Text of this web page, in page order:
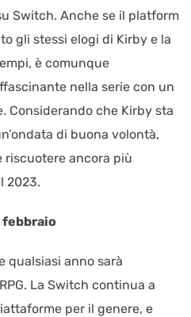
Switch. Anche se il platform
gli stessi elogi di Kirby e la
è comunque
nella serie con un
Considerando che Kirby sta
di buona volontà,
riscuotere ancora più
2023.
febbraio
qualsiasi anno sarà
La Switch continua a
per il genere, e